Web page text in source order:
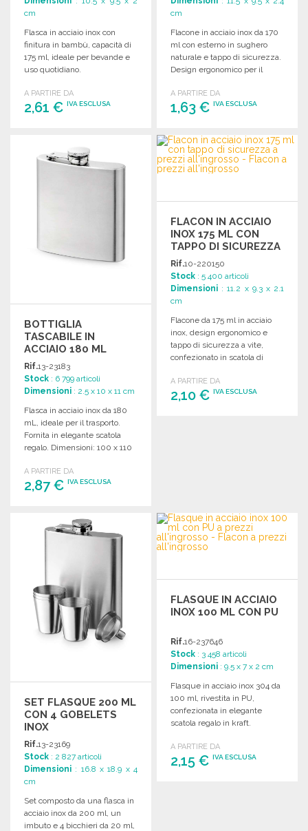
cm
Flasca in acciaio inox con
finitura in bambù, capacità di
175 ml, ideale per bevande e
uso quotidiano.
A PARTIRE DA
2,61 € IVA ESCLUSA
Richiedi un preventivo
cm
Flacone in acciaio inox da 170
ml con esterno in sughero
naturale e tappo di sicurezza.
Design ergonomico per il
A PARTIRE DA
1,63 €IVA ESCLUSA
ORDINARE
Richiedi un preventivo
BOTTIGLIA
TASCABILE IN
ACCIAIO 180 ML
Rif.13-23183
Stock : 6 799 articoli
Dimensioni : 2.5 x 10 x 11 cm
Flasca in acciaio inox da 180
mL, ideale per il trasporto.
Fornita in elegante scatola
regalo. Dimensioni: 100 x 110
A PARTIRE DA
2,87 € IVA ESCLUSA
ORDINARE
Richiedi un preventivo
FLACON IN ACCIAIO
INOX 175 ML CON
TAPPO DI SICUREZZA
Rif.10-220150
Stock : 5 400 articoli
Dimensioni : 11.2 x 9.3 x 2.1
cm
Flacone da 175 ml in acciaio
inox, design ergonomico e
tappo di sicurezza a vite,
confezionato in scatola di
A PARTIRE DA
2,10 €IVA ESCLUSA
SET FLASQUE 200 ML
CON 4 GOBELETS
INOX
Rif.13-23169
Stock : 2 827 articoli
Dimensioni : 16.8 x 18.9 x 4
cm
Set composto da una flasca in
acciaio inox da 200 ml, un
imbuto e 4 bicchieri da 20 ml,
FLASQUE IN ACCIAIO
INOX 100 ML CON PU
Rif.16-237646
Stock : 3 458 articoli
Dimensioni : 9.5 x 7 x 2 cm
Flasque in acciaio inox 304 da
100 ml, rivestita in PU,
confezionata in elegante
scatola regalo in kraft.
A PARTIRE DA
2,15 €IVA ESCLUSA